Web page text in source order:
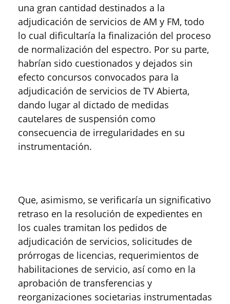
una gran cantidad destinados a la
adjudicación de servicios de AM y FM, todo
lo cual dificultaría la finalización del proceso
de normalización del espectro. Por su parte,
habrían sido cuestionados y dejados sin
efecto concursos convocados para la
adjudicación de servicios de TV Abierta,
dando lugar al dictado de medidas
cautelares de suspensión como
consecuencia de irregularidades en su
instrumentación.
Que, asimismo, se verificaría un significativo
retraso en la resolución de expedientes en
los cuales tramitan los pedidos de
adjudicación de servicios, solicitudes de
prórrogas de licencias, requerimientos de
habilitaciones de servicio, así como en la
aprobación de transferencias y
reorganizaciones societarias instrumentadas